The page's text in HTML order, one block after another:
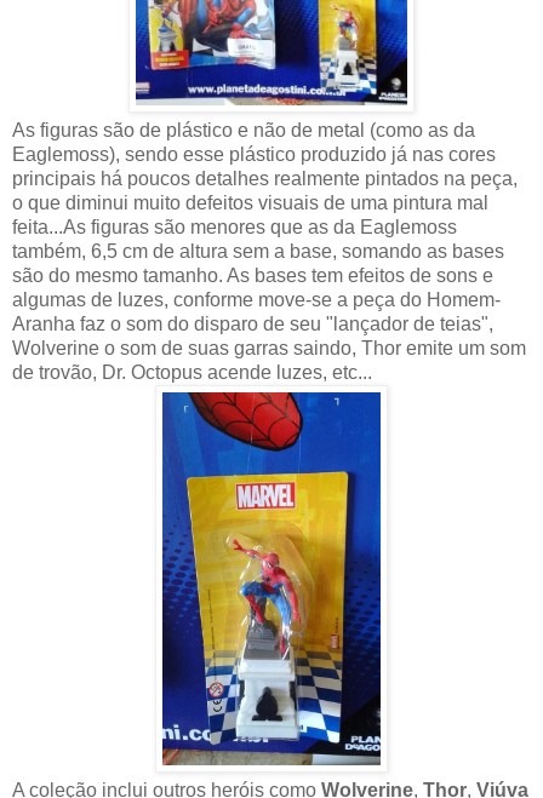
As figuras são de plástico e não de metal (como as da
Eaglemoss), sendo esse plástico produzido já nas cores
principais há poucos detalhes realmente pintados na peça,
o que diminui muito defeitos visuais de uma pintura mal
feita...As figuras são menores que as da Eaglemoss
também, 6,5 cm de altura sem a base, somando as bases
são do mesmo tamanho. As bases tem efeitos de sons e
algumas de luzes, conforme move-se a peça do Homem-
Aranha faz o som do disparo de seu "lançador de teias",
Wolverine o som de suas garras saindo, Thor emite um som
de trovão, Dr. Octopus acende luzes, etc...
A coleção inclui outros heróis como Wolverine, Thor, Viúva